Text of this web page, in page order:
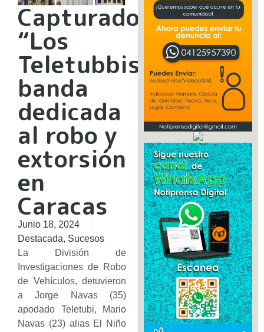
Capturados
“Los
Teletubbis”
banda
dedicada
al robo y
extorsión
en
Caracas
Junio 18, 2024
Destacada, Sucesos
La División de
Investigaciones de Robo
de Vehículos, detuvieron
a Jorge Navas (35)
apodado Teletubi, Mario
Navas (23) alias El Niño